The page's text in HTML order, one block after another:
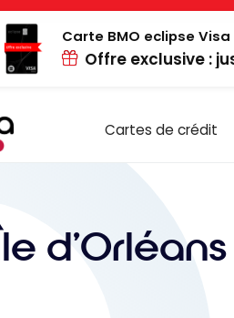
Carte BMO eclipse
Offre exclusive :
Cartes de crédit
d'Orléans